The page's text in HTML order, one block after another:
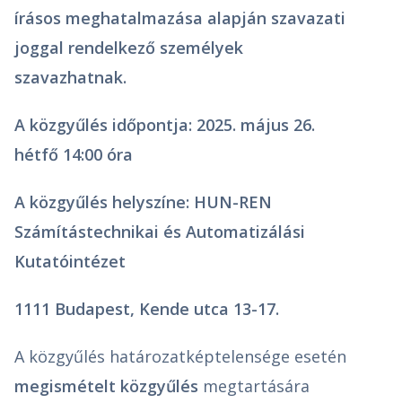
írásos meghatalmazása alapján szavazati
joggal rendelkező személyek
szavazhatnak.
A közgyűlés időpontja: 2025. május 26.
hétfő 14:00 óra
A közgyűlés helyszíne: HUN-REN
Számítástechnikai és Automatizálási
Kutatóintézet
1111 Budapest, Kende utca 13-17.
A közgyűlés határozatképtelensége esetén
megismételt közgyűlés megtartására